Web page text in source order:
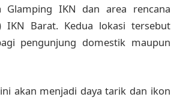
Glamping IKN dan area rencana
IKN Barat. Kedua lokasi tersebut
pengunjung domestik maupun
akan menjadi daya tarik dan ikon